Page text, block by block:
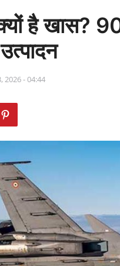
है खास?
2026 - 04:44